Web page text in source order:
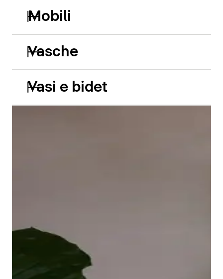
Mobili
Vasche
Le vasche da incasso in acrilico Balcoon riprendono
abilmente il gioco di due livelli e presentano due
caratteristiche estetiche di grande impatto: il bordo
Vasi e bidet